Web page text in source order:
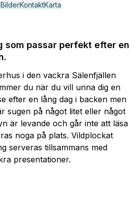
BilderKontaktKarta
som passar perfekt efter en
i den vackra Sälenfjällen
du när du vill unna dig en
efter en lång dag i backen men
sugen på något litet eller något
är levande och går inte att läsa
noga på plats. Vildplockat
serveras tillsammans med
presentationer.